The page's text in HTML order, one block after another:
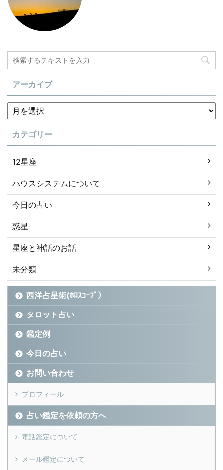
アーカイブ
カテゴリー
12星座
ハウスシステムについて
今日の占い
惑星
星座と神話のお話
未分類
西洋占星術(ﾎﾛｽｺｰﾌﾟ）
タロット占い
鑑定例
今日の占い
お問い合わせ
プロフィール
占い鑑定を依頼の方へ
電話鑑定について
メール鑑定について